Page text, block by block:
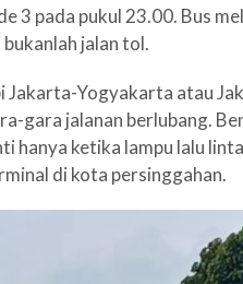
3 pada pukul 23.00. Bus
jalan tol.
Jakarta-Yogyakarta atau
gara jalanan berlubang.
hanya ketika lampu lalu
di kota persinggahan.